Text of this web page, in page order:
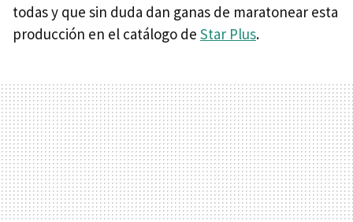
todas y que sin duda dan ganas de maratonear esta
producción en el catálogo de Star Plus.